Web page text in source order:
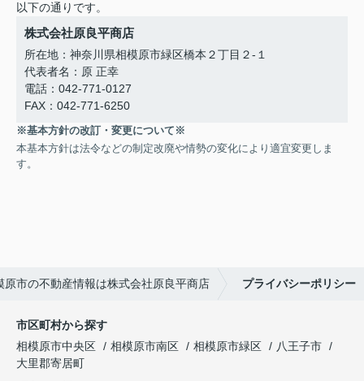
以下の通りです。
株式会社原良平商店
所在地：神奈川県相模原市緑区橋本２丁目２-１
代表者名：原 正幸
電話：042-771-0127
FAX：042-771-6250
※基本方針の改訂・変更について※
本基本方針は法令などの制定改廃や情勢の変化により適宜変更しま
す。
原市の不動産情報は株式会社原良平商店 プライバシーポリシー
市区町村から探す
相模原市中央区
相模原市南区 相模原市緑区
八王子市
大里郡寄居町